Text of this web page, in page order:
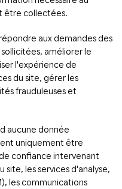
être collectées.
aux demandes des
améliorer le
l'expérience de
du site, gérer les
frauduleuses et
aucune donnée
uniquement être
confiance intervenant
les services d'analyse,
les communications